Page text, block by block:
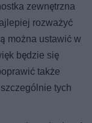
zewnętrzna
rozważyć
można ustawić w
będzie się
także
tych